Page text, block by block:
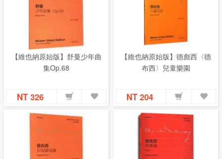
【維也納原始版】舒曼少年曲
集Op.68
NT 326
【維也納原始版】德彪西〈德
布西〉兒童樂園
NT 204